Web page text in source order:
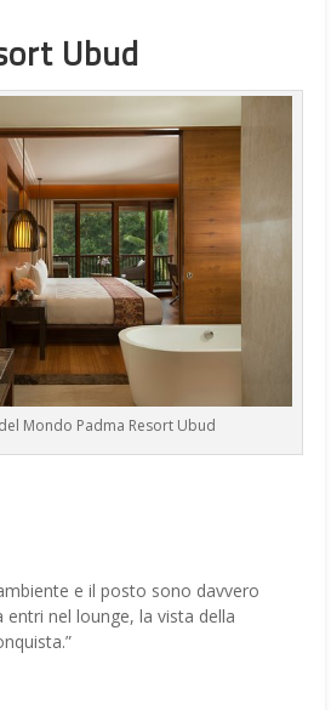
Ubud
Mondo Padma Resort Ubud
e il posto sono davvero
nel lounge, la vista della